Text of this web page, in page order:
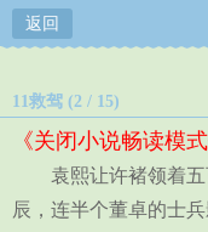
返回
11救驾 (2 / 15)
《关闭小说畅读模
袁熙让许褚领着五
辰，连半个董卓的士